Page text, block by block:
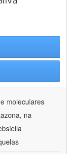
moleculares
na